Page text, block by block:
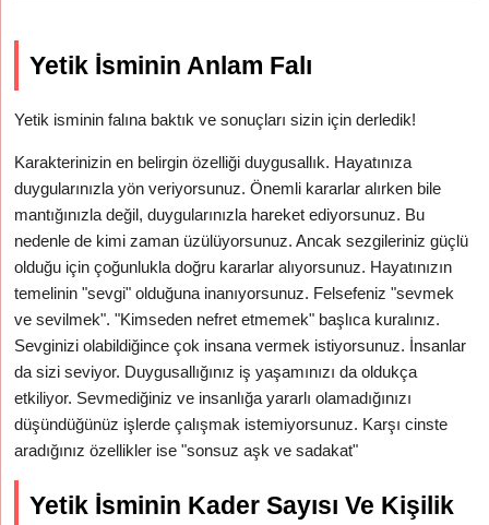
Yetik İsminin Anlam Falı
Yetik isminin falına baktık ve sonuçları sizin için derledik!
Karakterinizin en belirgin özelliği duygusallık. Hayatınıza
duygularınızla yön veriyorsunuz. Önemli kararlar alırken bile
mantığınızla değil, duygularınızla hareket ediyorsunuz. Bu
nedenle de kimi zaman üzülüyorsunuz. Ancak sezgileriniz güçlü
olduğu için çoğunlukla doğru kararlar alıyorsunuz. Hayatınızın
temelinin "sevgi" olduğuna inanıyorsunuz. Felsefeniz "sevmek
ve sevilmek". "Kimseden nefret etmemek" başlıca kuralınız.
Sevginizi olabildiğince çok insana vermek istiyorsunuz. İnsanlar
da sizi seviyor. Duygusallığınız iş yaşamınızı da oldukça
etkiliyor. Sevmediğiniz ve insanlığa yararlı olamadığınızı
düşündüğünüz işlerde çalışmak istemiyorsunuz. Karşı cinste
aradığınız özellikler ise "sonsuz aşk ve sadakat"
Yetik İsminin Kader Sayısı Ve Kişilik